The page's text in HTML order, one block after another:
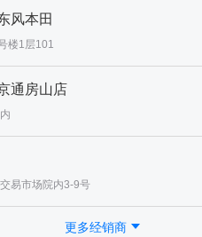
风本田
楼1层101
通房山店
易市场院内3-9号
更多经销商